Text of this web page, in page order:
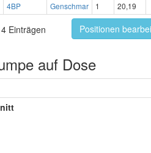
4BP Genschmar 1 20,19
Einträgen Positionen
auf Dose